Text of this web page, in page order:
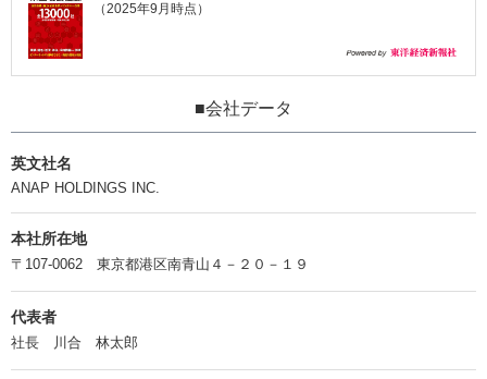
（2025年9月時点）
■会社データ
英文社名
ANAP HOLDINGS INC.
本社所在地
〒107-0062 東京都港区南青山４－２０－１９
代表者
社長 川合 林太郎